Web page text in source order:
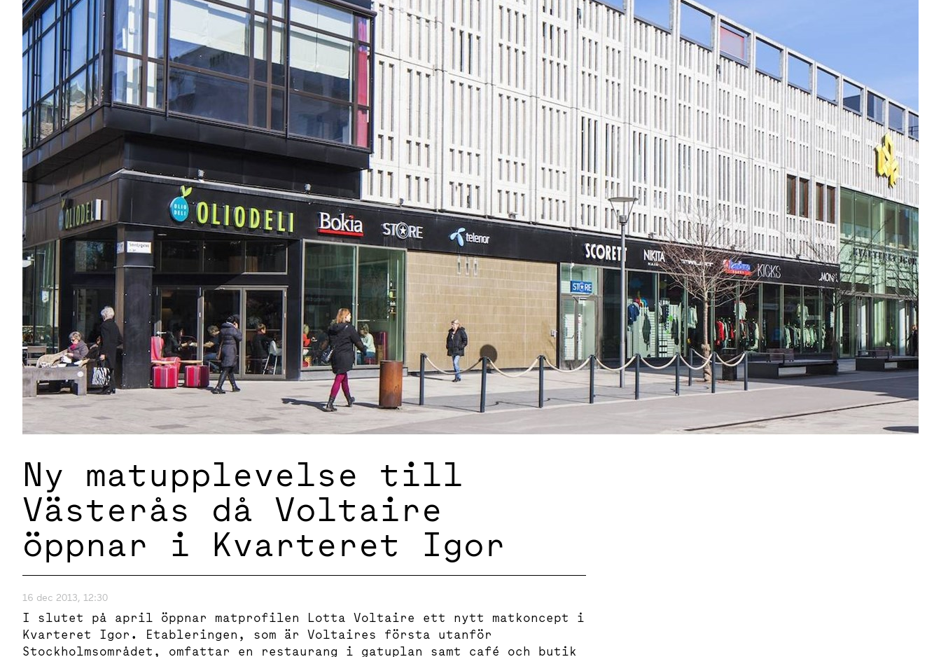
Ny matupplevelse till
Västerås då Voltaire
öppnar i Kvarteret Igor
16 dec 2013, 12:30
I slutet på april öppnar matprofilen Lotta Voltaire ett nytt matkoncept i
Kvarteret Igor. Etableringen, som är Voltaires första utanför
Stockholmsområdet, omfattar en restaurang i gatuplan samt café och butik